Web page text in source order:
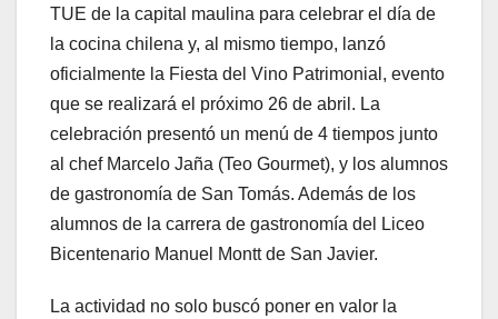
TUE de la capital maulina para celebrar el día de
la cocina chilena y, al mismo tiempo, lanzó
oficialmente la Fiesta del Vino Patrimonial, evento
que se realizará el próximo 26 de abril. La
celebración presentó un menú de 4 tiempos junto
al chef Marcelo Jaña (Teo Gourmet), y los alumnos
de gastronomía de San Tomás. Además de los
alumnos de la carrera de gastronomía del Liceo
Bicentenario Manuel Montt de San Javier.
La actividad no solo buscó poner en valor la